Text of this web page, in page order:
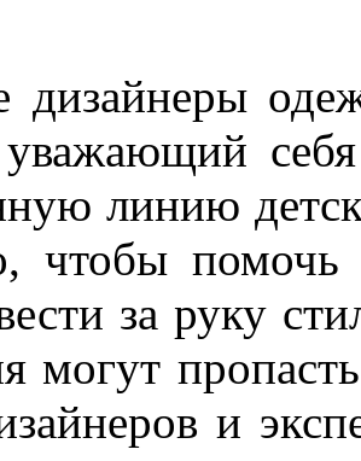
дизайнеры
уважающий себя
линию
, чтобы помочь
за руку
могут пропасть
и